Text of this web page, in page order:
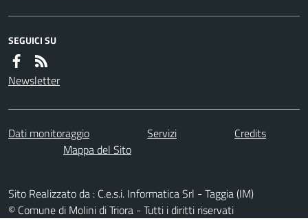
SEGUICI SU
Newsletter
Dati monitoraggio Servizi
Credits
Mappa del Sito
Sito Realizzato da : C.e.s.i. Informatica Srl - Taggia (IM)
© Comune di Molini di Triora - Tutti i diritti riservati